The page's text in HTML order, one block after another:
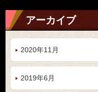
アーカイブ
2020年11月
2019年6月